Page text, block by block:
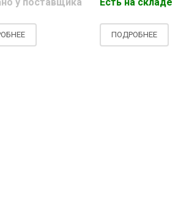
у поставщика
Есть на складе
ПОДРОБНЕЕ